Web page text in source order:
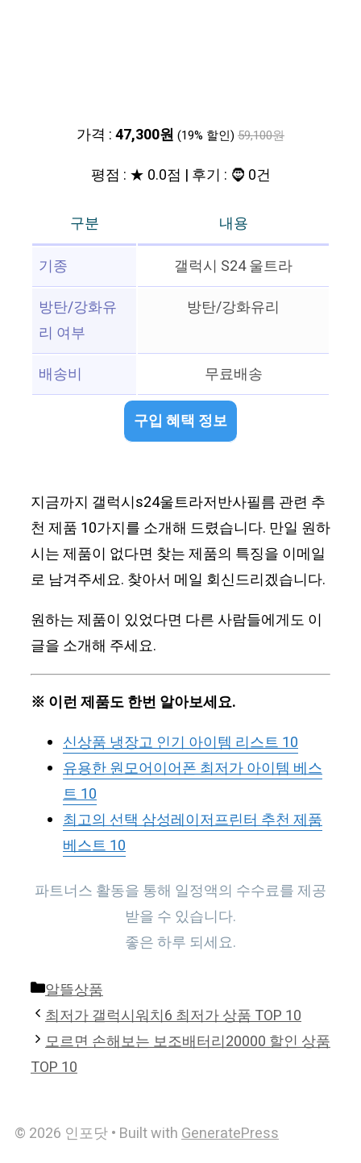
가격 :47,300원 (19% 할인) 59,100원
평점 : ★ 0.0점 | 후기 : 🧔 0건
구분
내용
기종
갤럭시 S24 울트라
방탄/강화유
리 여부
방탄/강화유리
배송비 무료배송
구입 혜택 정보
지금까지 갤럭시s24울트라저반사필름 관련 추
천 제품 10가지를 소개해 드렸습니다. 만일 원하
시는 제품이 없다면 찾는 제품의 특징을 이메일
로 남겨주세요. 찾아서 메일 회신드리겠습니다.
원하는 제품이 있었다면 다른 사람들에게도 이
글을 소개해 주세요.
※ 이런 제품도 한번 알아보세요.
신상품 냉장고 인기 아이템 리스트 10
유용한 원모어이어폰 최저가 아이템 베스
트 10
최고의 선택 삼성레이저프린터 추천 제품
베스트 10
파트너스 활동을 통해 일정액의 수수료를 제공
받을 수 있습니다.
좋은 하루 되세요.
Categories
알뜰상품
최저가 갤럭시워치6 최저가 상품 TOP 10
모르면 손해보는 보조배터리20000 할인 상품
TOP 10
© 2026 인포닷• Built withGeneratePress